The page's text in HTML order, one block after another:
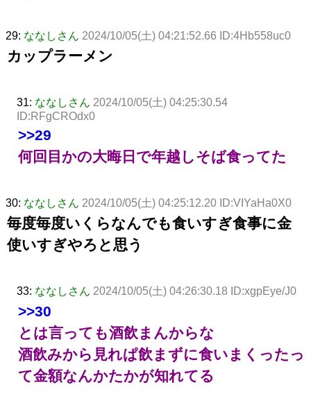
29: ななしさん 2024/10/05(土) 04:21:52.66 ID:4Hb558uc0
カップラーメン
31: ななしさん 2024/10/05(土) 04:25:30.54
ID:RFgCROdx0
>>29
何回目かの大晦日で年越しそば食ってた
30: ななしさん 2024/10/05(土) 04:25:12.20 ID:VIYaHa0X0
毎度毎度いくらなんでも食いすぎ食事に金
使いすぎやろと思う
33: ななしさん 2024/10/05(土) 04:26:30.18 ID:xgpEye/J0
>>30
とは言っても酒飲まんからな
酒飲みから見れぱ飲まずに食いまくったっ
て金額なんかたかが知れてる